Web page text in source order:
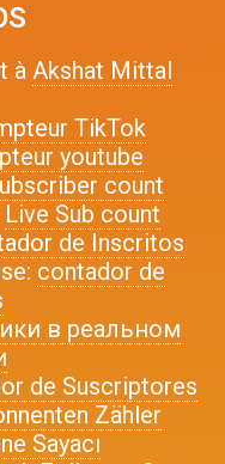
à Akshat Mittal
TikTok
youtube
count
Live Sub count
de Inscritos
contador de
в реальном
de Suscriptores
Zähler
Sayacı